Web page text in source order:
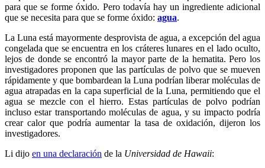
para que se forme óxido. Pero todavía hay un ingrediente adicional
que se necesita para que se forme óxido: agua.
La Luna está mayormente desprovista de agua, a excepción del agua
congelada que se encuentra en los cráteres lunares en el lado oculto,
lejos de donde se encontró la mayor parte de la hematita. Pero los
investigadores proponen que las partículas de polvo que se mueven
rápidamente y que bombardean la Luna podrían liberar moléculas de
agua atrapadas en la capa superficial de la Luna, permitiendo que el
agua se mezcle con el hierro. Estas partículas de polvo podrían
incluso estar transportando moléculas de agua, y su impacto podría
crear calor que podría aumentar la tasa de oxidación, dijeron los
investigadores.
Li dijo en una declaración de la Universidad de Hawaii: